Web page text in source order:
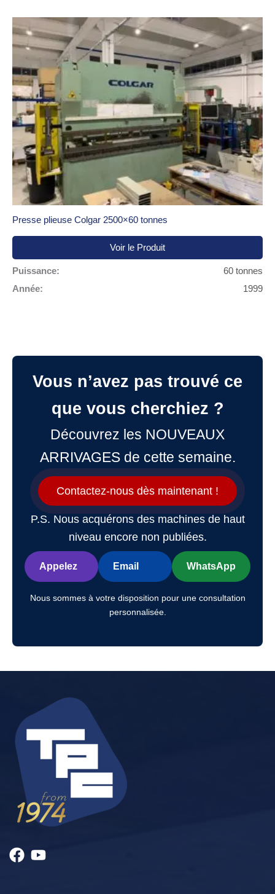
Presse plieuse Colgar 2500×60 tonnes
Voir le Produit
Puissance:
60 tonnes
Année:
1999
Vous n’avez pas trouvé ce
que vous cherchiez ?
Découvrez les NOUVEAUX
ARRIVAGES de cette semaine.
Contactez-nous dès maintenant !
P.S. Nous acquérons des machines de haut
niveau encore non publiées.
Appelez Email WhatsApp
Nous sommes à votre disposition pour une consultation
personnalisée.